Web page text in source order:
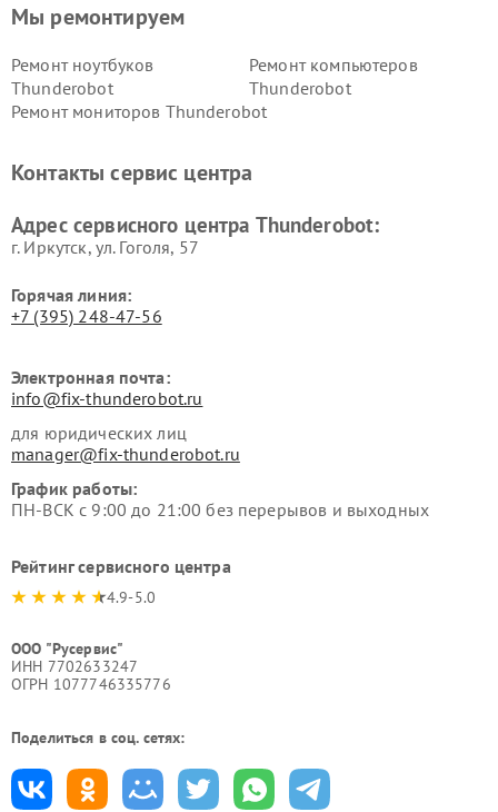
Мы ремонтируем
Ремонт ноутбуков
Thunderobot
Ремонт компьютеров
Thunderobot
Ремонт мониторов Thunderobot
Контакты сервис центра
Адрес сервисного центра Thunderobot:
г. Иркутск, ул. ​Гоголя, 57
Горячая линия:
+7 (395) 248-47-56
Электронная почта:
info@fix-thunderobot.ru
для юридических лиц
manager@fix-thunderobot.ru
График работы:
ПН-ВСК с 9:00 до 21:00 без перерывов и выходных
Рейтинг сервисного центра
4.9-5.0
ООО "Русервис"
ИНН 7702633247
ОГРН 1077746335776
Поделиться в соц. сетях: